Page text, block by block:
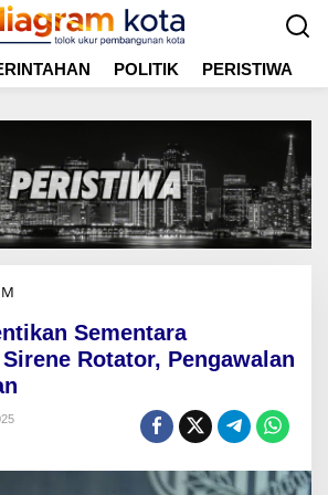
POLITIK PERISTIWA
r
l
n
Sementara
Rotator, Pengawalan